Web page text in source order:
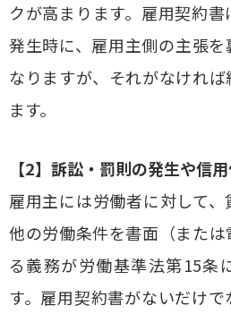
クが高まります。雇用契約
発生時に、雇用主側の主張
なりますが、それがなけれ
ます。
【2】訴訟・罰則の発生や信
雇用主には労働者に対して
他の労働条件を書面（また
る義務が労働基準法第15条
す。雇用契約書がないだけ